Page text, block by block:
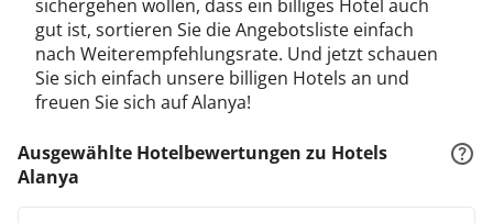
sichergehen wollen, dass ein billiges Hotel auch
gut ist, sortieren Sie die Angebotsliste einfach
nach Weiterempfehlungsrate. Und jetzt schauen
Sie sich einfach unsere billigen Hotels an und
freuen Sie sich auf Alanya!
Ausgewählte Hotelbewertungen zu Hotels
Alanya